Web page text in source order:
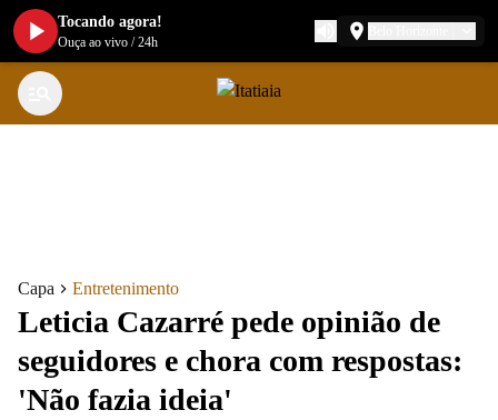
Capa Entretenimento
Leticia Cazarré pede opinião de
seguidores e chora com respostas:
'Não fazia ideia'
Tocando agora!
Ouça ao vivo /24h